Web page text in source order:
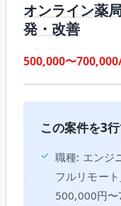
オンライン薬
発・改善
500,000〜
この案件を3
✓ 職種: エンジ
フルリモー
500,000円